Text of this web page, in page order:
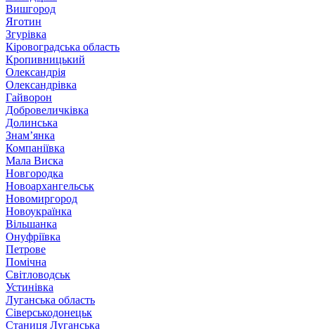
Вишгород
Яготин
Згурівка
Кіровоградська область
Кропивницький
Олександрія
Олександрівка
Гайворон
Добровеличківка
Долинська
Знам’янка
Компаніївка
Мала Виска
Новгородка
Новоархангельськ
Новомиргород
Новоукраїнка
Вільшанка
Онуфріївка
Петрове
Помічна
Світловодськ
Устинівка
Луганська область
Сіверськодонецьк
Станиця Луганська